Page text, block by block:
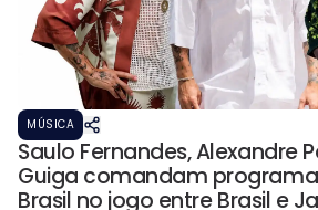
MÚSICA
Saulo Fernandes, Alexandre
Guiga comandam
Brasil no jogo entre Brasil e